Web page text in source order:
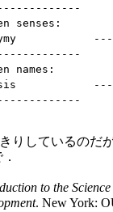
senses:
names:
りしているのだ
to the
. New York: